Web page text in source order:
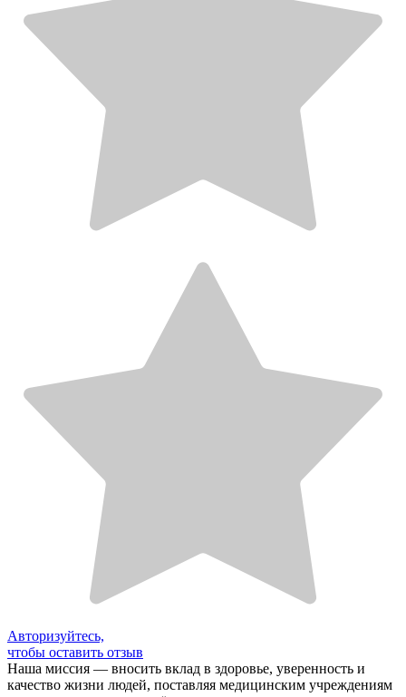
Авторизуйтесь,
чтобы оставить отзыв
Наша миссия — вносить вклад в здоровье, уверенность и
качество жизни людей, поставляя медицинским учреждениям